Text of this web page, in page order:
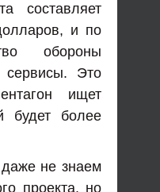
составляет
и по
обороны
сервисы. Это
ищет
будет более
не знаем
проекта, но